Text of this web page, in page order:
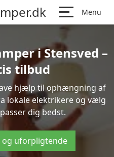
Menu
i Stensved –
tilbud
hjælp til ophængning af
lokale elektrikere og vælg
dig bedst.
og uforpligtende